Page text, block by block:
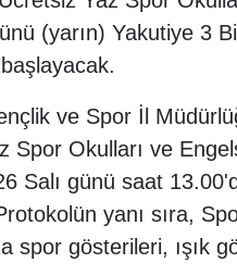
(yarın) Yakutiye 3
ve Spor İl
Spor Okulları ve
Salı günü saat
yanı sıra,
spor gösterileri, ışık